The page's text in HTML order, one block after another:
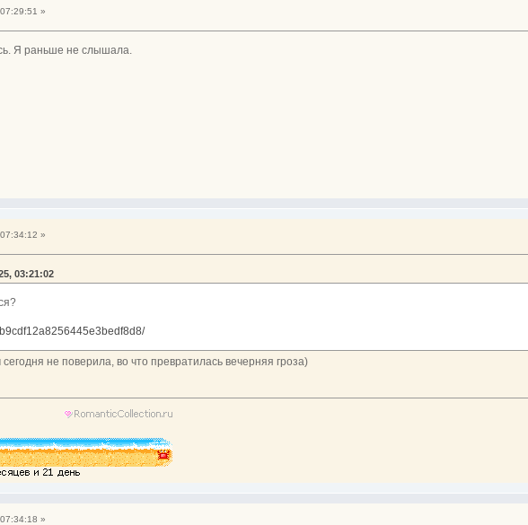
»
Я раньше не слышала.
»
03:21:02
не поверила, во что превратилась вечерняя гроза)
»